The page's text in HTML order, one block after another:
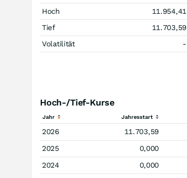
Hoch
11.954,41
Tief
11.703,59
Volatilität
-
Hoch-/Tief-Kurse
Jahr Jahresstart
2026 11.703,59
2025
0,000
2024
0,000